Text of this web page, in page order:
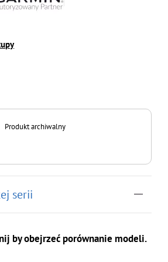
Produkt archiwalny
serii
by obejrzeć porównanie modeli.